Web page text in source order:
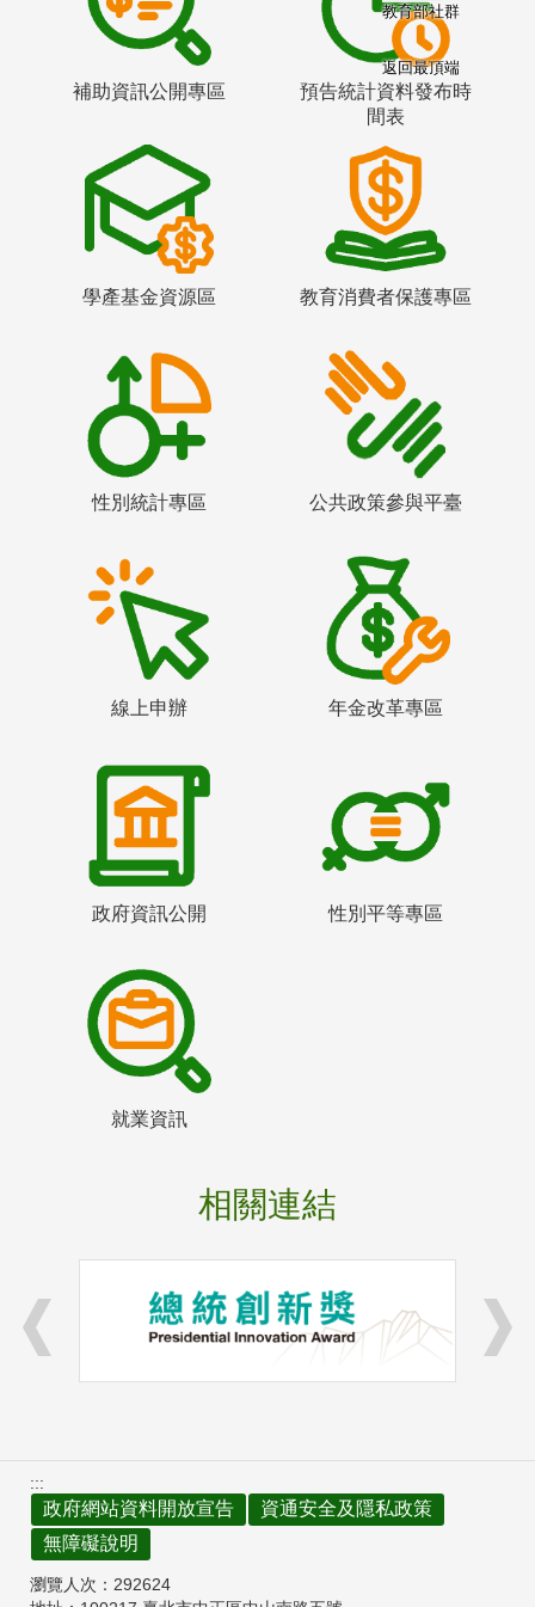
補助資訊公開專區
預告統計資料發布時
間表
學產基金資源區 教育消費者保護專區
性別統計專區 公共政策參與平臺
線上申辦 年金改革專區
政府資訊公開 性別平等專區
就業資訊
相關連結
教育部社群
返回最頂端
:::
政府網站資料開放宣告
資通安全及隱私政策
無障礙說明
瀏覽人次： 292624